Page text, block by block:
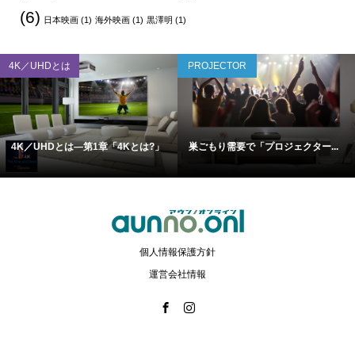
(6) 日本映画(1) 海外映画(1) 黒澤明 (1)
4K／UHDとは
4K／UHDとは―第1章「4Kとは?」
PROJECTOR
巣ごもり需要で「プロジェクター...
個人情報保護方針
運営会社情報